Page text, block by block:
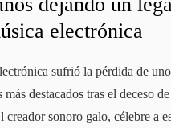
electrónica
sufrió la pérdida de
más destacados tras el deceso de
sonoro galo, célebre a